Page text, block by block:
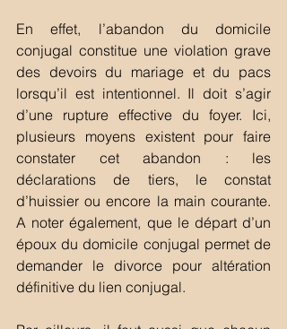
En effet, l’abandon du domicile
conjugal constitue une violation grave
des devoirs du mariage et du pacs
lorsqu’il est intentionnel. Il doit s’agir
d’une rupture effective du foyer. Ici,
plusieurs moyens existent pour faire
constater cet abandon : les
déclarations de tiers, le constat
d’huissier ou encore la main courante.
A noter également, que le départ d’un
époux du domicile conjugal permet de
demander le divorce pour altération
définitive du lien conjugal.